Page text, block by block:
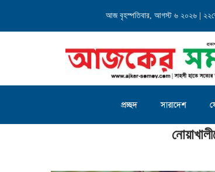
আজ বৃহস্পতিবার, আগস্ট ৬ ২০২৬ | ২২শে
প্রচ্ছদ সারাদেশ
নোয়াখালীতে ১৫ হাজার জাল টাকাসহ যুবক আটক